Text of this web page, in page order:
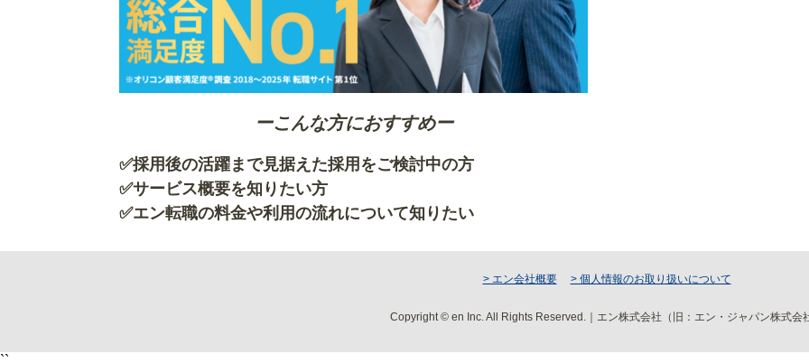
ーこんな方におすすめー
✅採用後の活躍まで見据えた採用をご検討中の方
✅サービス概要を知りたい方
✅エン転職の料金や利用の流れについて知りたい
> エン会社概要 > 個人情報のお取り扱いについて
Copyright © en Inc. All Rights Reserved.｜エン株式会社（旧：エン・ジャパン株式会
``